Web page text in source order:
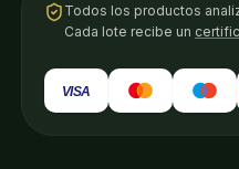
Todos los productos
Cada lote recibe un
VISA